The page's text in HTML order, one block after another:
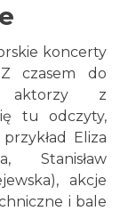
koncerty
czasem do
aktorzy z
tu odczyty,
Eliza
Stanisław
akcje
i bale